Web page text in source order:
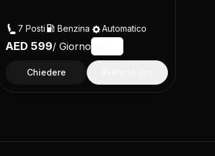
7 Posti Benzina Automatico
AED 599/ Giorno
Chiedere